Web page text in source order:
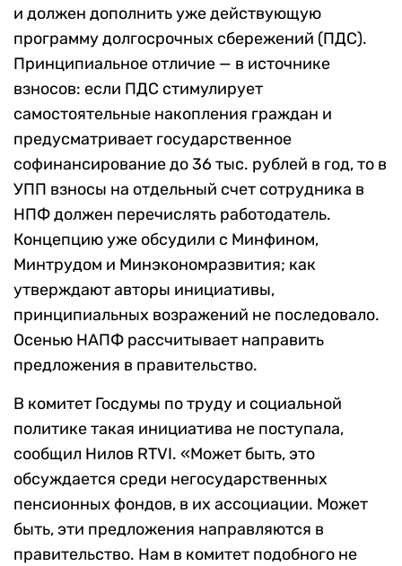
и должен дополнить уже действующую
программу долгосрочных сбережений (ПДС).
Принципиальное отличие — в источнике
взносов: если ПДС стимулирует
самостоятельные накопления граждан и
предусматривает государственное
софинансирование до 36 тыс. рублей в год, то в
УПП взносы на отдельный счет сотрудника в
НПФ должен перечислять работодатель.
Концепцию уже обсудили с Минфином,
Минтрудом и Минэкономразвития; как
утверждают авторы инициативы,
принципиальных возражений не последовало.
Осенью НАПФ рассчитывает направить
предложения в правительство.
В комитет Госдумы по труду и социальной
политике такая инициатива не поступала,
сообщил Нилов RTVI. «Может быть, это
обсуждается среди негосударственных
пенсионных фондов, в их ассоциации. Может
быть, эти предложения направляются в
правительство. Нам в комитет подобного не